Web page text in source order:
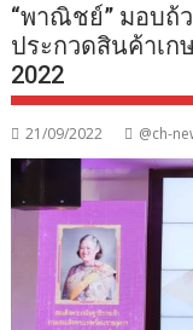
“พาณิชย์” มอบถ้
ประกวดสินค้าเก
2022
21/09/2022 @ch-